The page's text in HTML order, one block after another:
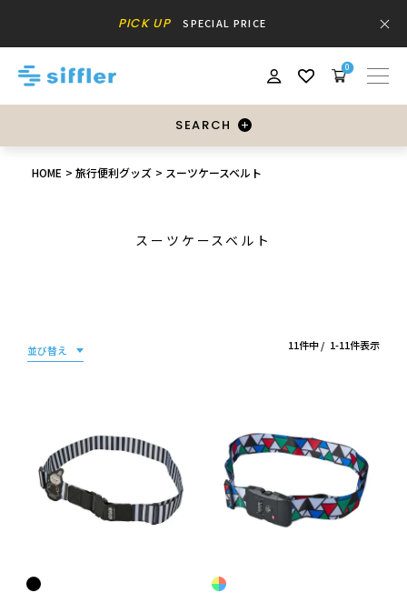
PICK UP SPECIAL PRICE
0
SEARCH
HOME 旅行便利グッズ スーツケースベルト
スーツケースベルト
並び替え 11件中 1-11件表示